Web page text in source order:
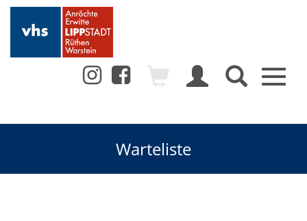
Toggle
Warteliste